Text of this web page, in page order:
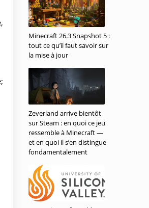
Minecraft 26.3 Snapshot 5 :
tout ce qu’il faut savoir sur
la mise à jour
Zeverland arrive bientôt
sur Steam : en quoi ce jeu
ressemble à Minecraft —
et en quoi il s’en distingue
fondamentalement